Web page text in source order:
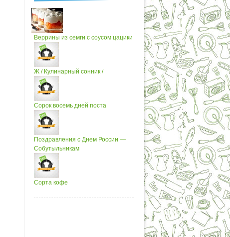
Веррины из семги с соусом цацики
Ж / Кулинарный сонник /
Сорок восемь дней поста
Поздравления с Днем России —
Собутыльникам
Сорта кофе